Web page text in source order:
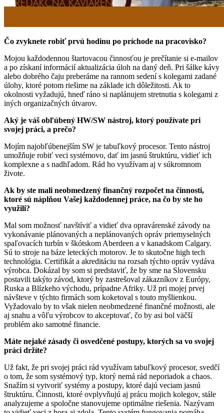
Čo zvyknete robiť prvú hodinu po príchode na pracovisko?
Mojou každodennou štartovacou činnosťou je prečítanie si e-mailov
a po získaní informácií aktuali­zácia úloh na daný deň. Pri šálke kávy
alebo dobrého čaju preberáme na rannom sedení s kolegami zadané
úlohy, ktoré potom riešime na základe ich dôležitosti. Ak to
okolnosti vyžadujú, hneď ráno si naplánujem stretnutia s kolegami z
iných organizačných útvarov.
Aký je váš obľúbený HW/SW nástroj, ktorý používate pri
svojej práci, a prečo?
Mojím najobľúbenejším SW je tabuľkový procesor. Tento nástroj
umožňuje robiť veci systémovo, dať im jasnú štruktúru, vidieť ich
komplexne a s nadhľadom. Rád ho využívam aj v súkromnom
živote.
Ak by ste mali neobmedzený finančný rozpočet na činnosti,
ktoré sú náplňou Vašej každodennej práce, na čo by ste ho
využili?
Mal som možnosť navštíviť a vidieť dva opravárenské závody na
vykonávanie plánovaných a neplánovaných opráv priemyselných
spaľovacích turbín v škótskom Aberdeen a v kanadskom Calgary.
Sú to stroje na báze leteckých motorov. Je to skutočne high tech
technológia. Certifikát a akreditáciu na rozsah týchto opráv vydáva
výrobca. Dokázal by som si predstaviť, že by sme na Slovensku
postavili takýto závod, ktorý by zastrešoval zákazníkov z Európy,
Ruska a Blízkeho východu, prípadne Afriky. Už pri mojej prvej
návšteve v týchto firmách som koketoval s touto myšlienkou.
Vyžadovalo by to však nielen neobmedzené finančné možnosti, ale
aj snahu a vôľu výrobcov to akceptovať, čo by asi bol väčší
problém ako samotné financie.
Máte nejaké zásady či osvedčené postupy, ktorých sa vo svojej
práci držíte?
Už fakt, že pri svojej práci rád využívam tabuľkový procesor, svedčí
o tom, že som systémový typ, ktorý nemá rád neporiadok a chaos.
Snažím si vytvoriť systémy a postupy, ktoré dajú veciam jasnú
štruktúru. Činnosti, ktoré ovplyvňujú aj prácu mojich kolegov, stále
analyzujeme a spoločne stanovujeme optimálne riešenia. Nazývam